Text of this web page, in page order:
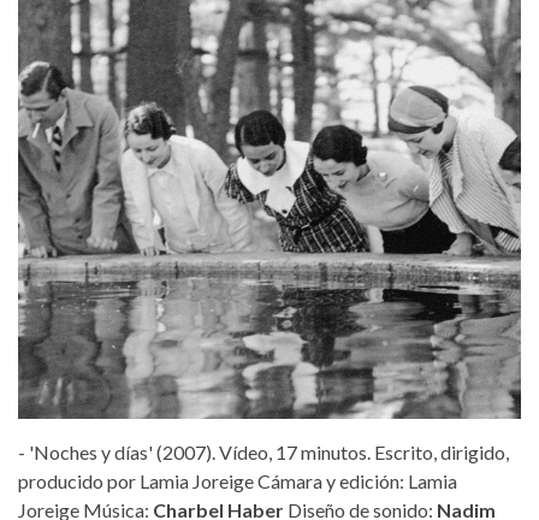
- 'Noches y días' (2007). Vídeo, 17 minutos. Escrito, dirigido,
producido por Lamia Joreige Cámara y edición: Lamia
Joreige Música: Charbel Haber Diseño de sonido: Nadim